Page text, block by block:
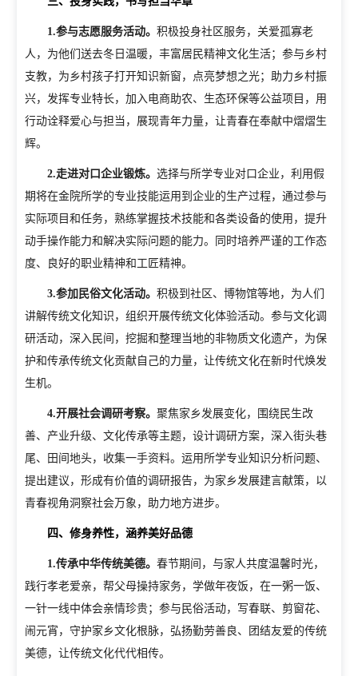
教学动态
教学建设
教学运行
考务工作
校企合作
人才招聘
信息公开
1.参与志愿服务活动。积极投身社区服务，关爱孤寡老
人，为他们送去冬日温暖，丰富居民精神文化生活；参与乡村
支教，为乡村孩子打开知识新窗，点亮梦想之光；助力乡村振
兴，发挥专业特长，加入电商助农、生态环保等公益项目，用
行动诠释爱心与担当，展现青年力量，让青春在奉献中熠熠生
辉。
2.走进对口企业锻炼。选择与所学专业对口企业，利用假
期将在金院所学的专业技能运用到企业的生产过程，通过参与
实际项目和任务，熟练掌握技术技能和各类设备的使用，提升
动手操作能力和解决实际问题的能力。同时培养严谨的工作态
度、良好的职业精神和工匠精神。
3.参加民俗文化活动。积极到社区、博物馆等地，为人们
讲解传统文化知识，组织开展传统文化体验活动。参与文化调
研活动，深入民间，挖掘和整理当地的非物质文化遗产，为保
护和传承传统文化贡献自己的力量，让传统文化在新时代焕发
生机。
4.开展社会调研考察。聚焦家乡发展变化，围绕民生改
善、产业升级、文化传承等主题，设计调研方案，深入街头巷
尾、田间地头，收集一手资料。运用所学专业知识分析问题、
提出建议，形成有价值的调研报告，为家乡发展建言献策，以
青春视角洞察社会万象，助力地方进步。
四、修身养性，涵养美好品德
1.传承中华传统美德。春节期间，与家人共度温馨时光，
践行孝老爱亲，帮父母操持家务，学做年夜饭，在一粥一饭、
一针一线中体会亲情珍贵；参与民俗活动，写春联、剪窗花、
闹元宵，守护家乡文化根脉，弘扬勤劳善良、团结友爱的传统
美德，让传统文化代代相传。